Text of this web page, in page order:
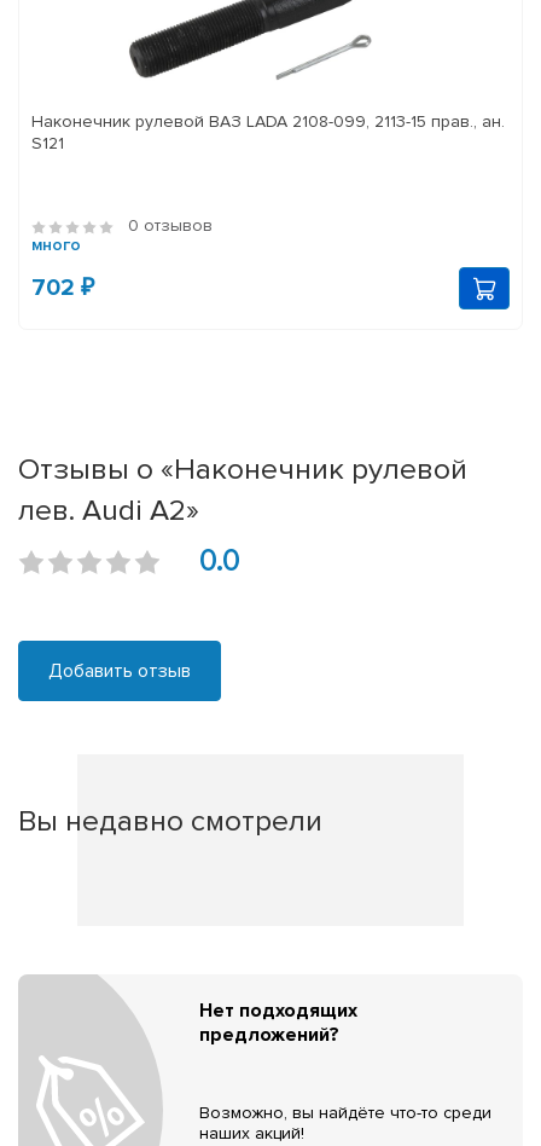
Наконечник рулевой ВАЗ LADA 2108-099, 2113-15 прав., ан.
S121
0 отзывов
много
702 ₽
Отзывы о «Наконечник рулевой
лев. Audi A2»
0.0
Добавить отзыв
Вы недавно смотрели
Нет подходящих
предложений?
Возможно, вы найдёте что-то среди
наших акций!